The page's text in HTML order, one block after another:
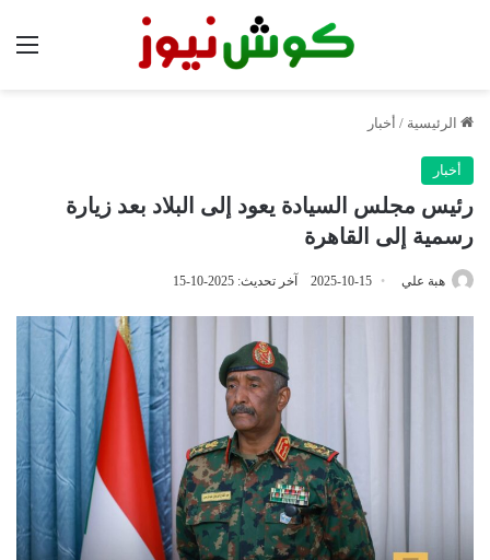
الرئيسية / أخبار
أخبار
رئيس مجلس السيادة يعود إلى البلاد بعد زيارة
رسمية إلى القاهرة
هبة علي 2025-10-15 آخر تحديث: 2025-10-15